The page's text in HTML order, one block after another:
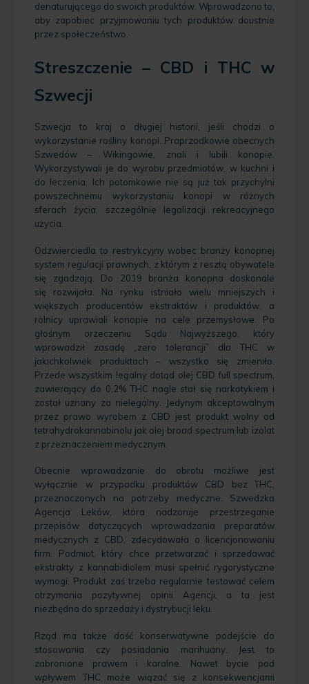
denaturującego do swoich produktów. Wprowadzono to,
aby zapobiec przyjmowaniu tych produktów doustnie
przez społeczeństwo.
Streszczenie – CBD i THC w
Szwecji
Szwecja to kraj o długiej historii, jeśli chodzi o
wykorzystanie rośliny konopi. Praprzodkowie obecnych
Szwedów – Wikingowie, znali i lubili konopie.
Wykorzystywali je do wyrobu przedmiotów, w kuchni i
do leczenia. Ich potomkowie nie są już tak przychylni
powszechnemu wykorzystaniu konopi w różnych
sferach życia, szczególnie legalizacji rekreacyjnego
użycia.
Odzwierciedla to restrykcyjny wobec branży konopnej
system regulacji prawnych, z którym z resztą obywatele
się zgadzają. Do 2019 branża konopna doskonale
się rozwijała. Na rynku istniało wielu mniejszych i
większych producentów ekstraktów i produktów, a
rolnicy uprawiali konopie na cele przemysłowe. Po
głośnym orzeczeniu Sądu Najwyższego, który
wprowadził zasadę „zero tolerancji” dla THC w
jakichkolwiek produktach – wszystko się zmieniło.
Przede wszystkim legalny dotąd olej CBD full spectrum,
zawierający do 0,2% THC nagle stał się narkotykiem i
został uznany za nielegalny. Jedynym akceptowalnym
przez prawo wyrobem z CBD jest produkt wolny od
tetrahydrokannabinolu jak olej broad spectrum lub izolat
z przeznaczeniem medycznym.
Obecnie wprowadzanie do obrotu możliwe jest
wyłącznie w przypadku produktów CBD bez THC,
przeznaczonych na potrzeby medyczne. Szwedzka
Agencja Leków, która nadzoruje przestrzeganie
przepisów dotyczących wprowadzania preparatów
medycznych z CBD, zdecydowała o licencjonowaniu
firm. Podmiot, który chce przetwarzać i sprzedawać
ekstrakty z kannabidiolem musi spełnić rygorystyczne
wymogi. Produkt zaś trzeba regularnie testować celem
otrzymania pozytywnej opinii Agencji, a ta jest
niezbędna do sprzedaży i dystrybucji leku.
Rząd ma także dość konserwatywne podejście do
stosowania czy posiadania marihuany. Jest to
zabronione prawem i karalne. Nawet bycie pod
wpływem THC może wiązać się z konsekwencjami